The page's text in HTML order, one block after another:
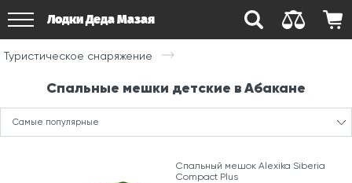
Лодки Деда Мазая
Туристическое снаряжение
Спальные мешки детские в Абакане
Самые популярные
Спальный мешок Alexika Siberia
Compact Plus